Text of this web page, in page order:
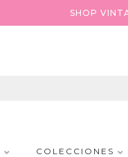
SHOP
COLECCIONES